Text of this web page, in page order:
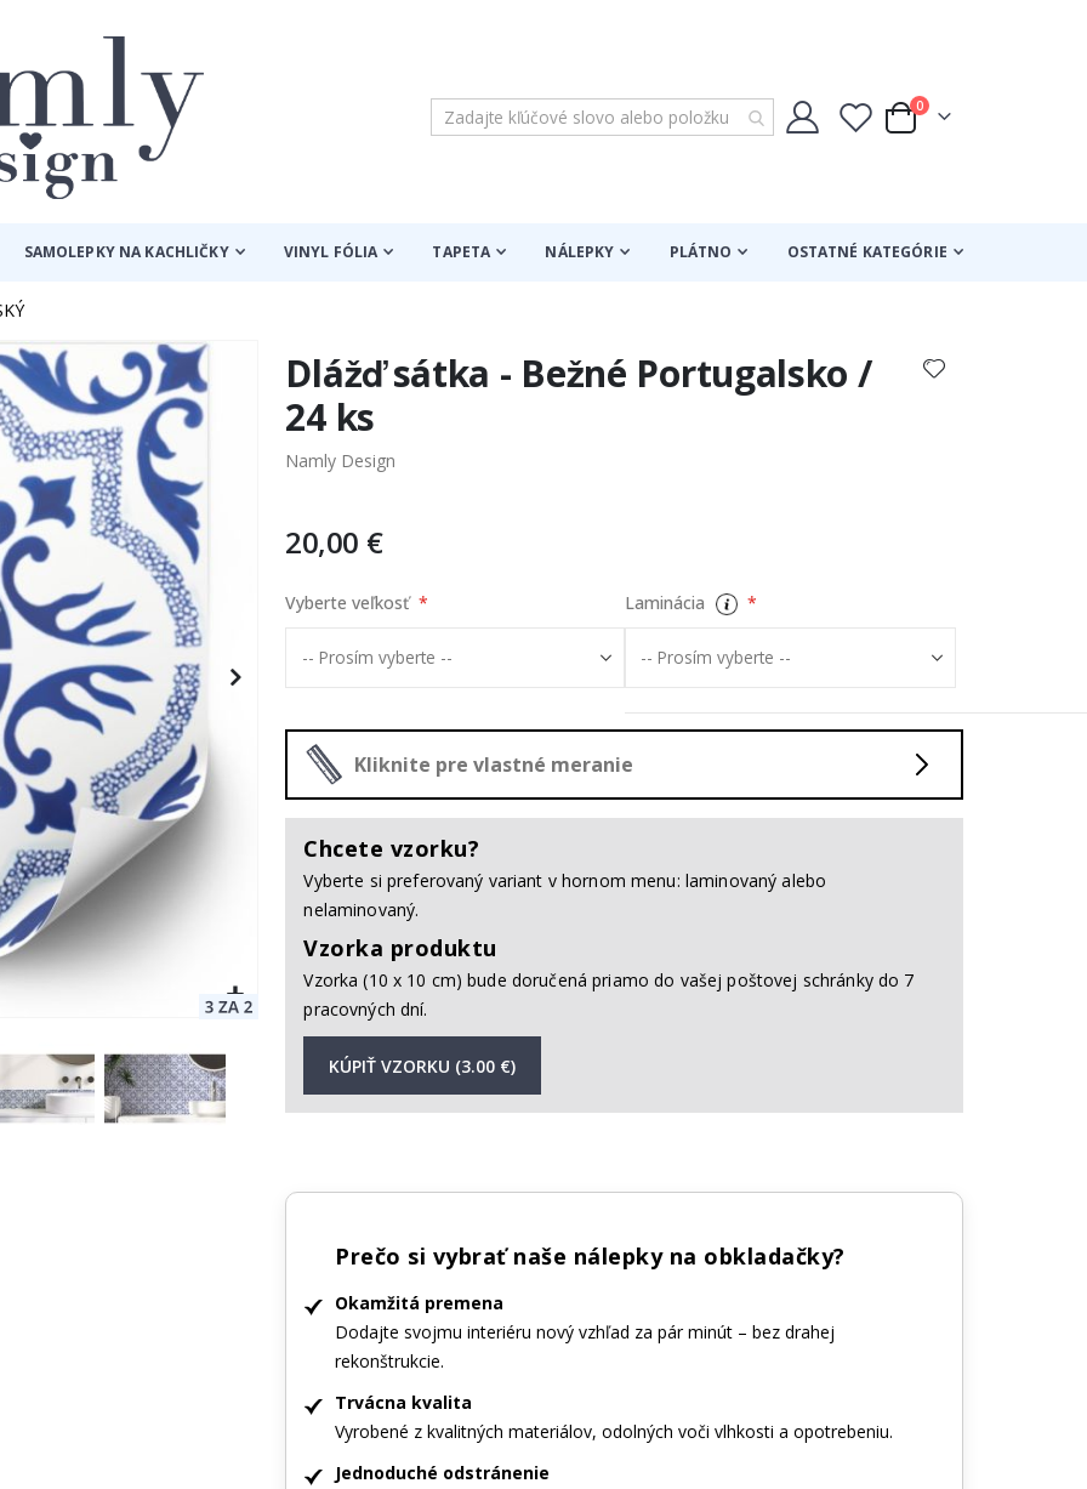
Cart
0položky
SAMOLEPKY NA KACHLIČKY VINYL FÓLIA TAPETA NÁLEPKY PLÁTNO OSTATNÉ KATEGÓRIE
Dlážď sátka - Bežné Portugalsko /
24 ks
Namly Design
20,00 €
Vyberte veľkosť Laminácia
Kliknite pre vlastné meranie
Chcete vzorku?
Vyberte si preferovaný variant v hornom menu: laminovaný alebo
nelaminovaný.
Vzorka produktu
Vzorka (10 x 10 cm) bude doručená priamo do vašej poštovej schránky do 7
pracovných dní.
KÚPIŤ VZORKU (3.00 €)
Prečo si vybrať naše nálepky na obkladačky?
Okamžitá premena
Dodajte svojmu interiéru nový vzhľad za pár minút – bez drahej
rekonštrukcie.
Trvácna kvalita
Vyrobené z kvalitných materiálov, odolných voči vlhkosti a opotrebeniu.
Jednoduché odstránenie